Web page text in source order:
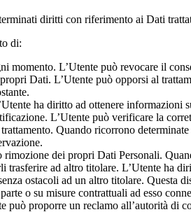
diritti con riferimento ai Dati
di:
momento. L’Utente può revocare il
Dati. L’Utente può opporsi al
ha diritto ad ottenere informazioni
L’Utente può verificare la
Quando ricorrono
rimozione dei propri Dati Personali.
trasferire ad altro titolare. L’Utente ha
ostacoli ad un altro titolare. Questa
o su misure contrattuali ad esso
può proporre un reclamo all’autorità di